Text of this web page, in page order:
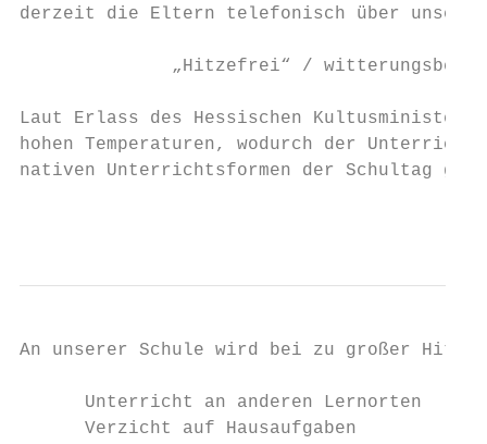
derzeit die Eltern telefonisch über unsere
„Hitzefrei“ /
Laut Erlass des Hessischen
hohen Temperaturen, wodurch der
nativen Unterrichtsformen der Schultag
An unserer Schule wird bei zu großer
      Unterricht an anderen Lernorten
      Verzicht auf Hausaufgaben